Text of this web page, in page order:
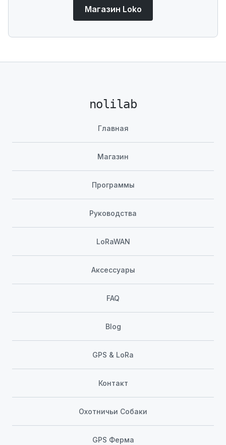
Магазин Loko
nolilab
Главная
Магазин
Программы
Руководства
LoRaWAN
Аксессуары
FAQ
Blog
GPS & LoRa
Контакт
Охотничьи Собаки
GPS Ферма